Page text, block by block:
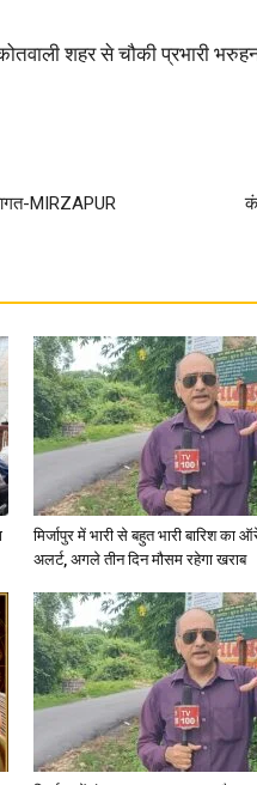
शहर से चौकी प्रभारी
MIRZAPUR
मिर्जापुर में भारी से बहुत भारी बारिश का
अलर्ट, अगले तीन दिन मौसम रहेगा खराब